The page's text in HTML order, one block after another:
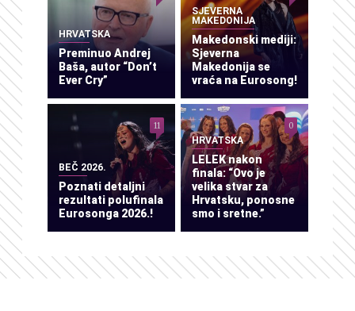
HRVATSKA
Preminuo Andrej
Baša, autor “Don’t
Ever Cry”
SJEVERNA
MAKEDONIJA
Makedonski mediji:
Sjeverna
Makedonija se
vraća na Eurosong!
BEČ 2026.
Poznati detaljni
rezultati polufinala
Eurosonga 2026.!
11
HRVATSKA
LELEK nakon
finala: “Ovo je
velika stvar za
Hrvatsku, ponosne
smo i sretne.”
0